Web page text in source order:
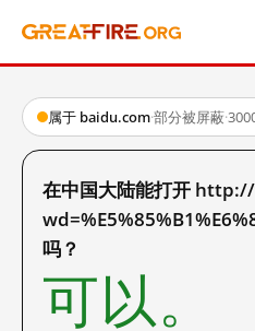
属于 baidu.com·部分被屏蔽·
在中国大陆能打开
吗？
可以。